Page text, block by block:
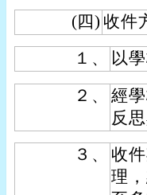
(四) 收件
１、
以
２、
經
反
３、
收
理